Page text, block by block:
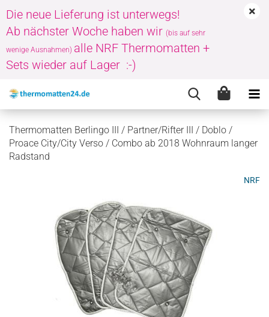
Die neue Lieferung ist unterwegs!
Ab nächster Woche haben wir (bis auf sehr
wenige Ausnahmen) alle NRF Thermomatten +
Sets wieder auf Lager :-)
Thermomatten Berlingo III / Partner/Rifter III / Doblo /
Proace City/City Verso / Combo ab 2018 Wohnraum langer
Radstand
NRF